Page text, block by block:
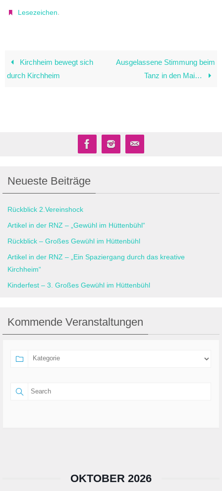
Lesezeichen.
Kirchheim bewegt sich
durch Kirchheim
Ausgelassene Stimmung beim
Tanz in den Mai…
Neueste Beiträge
Rückblick 2.Vereinshock
Artikel in der RNZ – „Gewühl im Hüttenbühl“
Rückblick – Großes Gewühl im Hüttenbühl
Artikel in der RNZ – „Ein Spaziergang durch das kreative
Kirchheim“
Kinderfest – 3. Großes Gewühl im Hüttenbühl
Kommende Veranstaltungen
OKTOBER 2026